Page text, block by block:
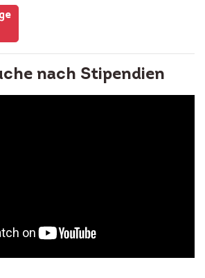
nach Stipendien